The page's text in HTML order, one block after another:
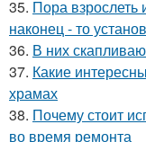
35. Пора взрослеть
наконец - то
36. В них
37. Какие
храмах
38. Почему стоит
во время ремонта